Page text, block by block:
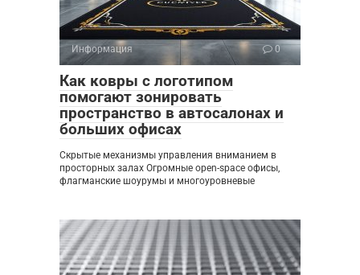
Информация 0
Как ковры с логотипом
помогают зонировать
пространство в автосалонах и
больших офисах
Скрытые механизмы управления вниманием в
просторных залах Огромные open-space офисы,
флагманские шоурумы и многоуровневые